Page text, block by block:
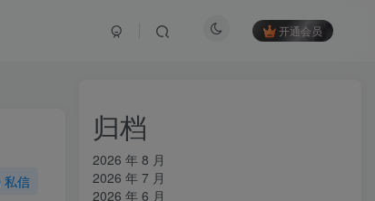
开通会员
私信
归档
2026 年 8 月
2026 年 7 月
2026 年 6 月